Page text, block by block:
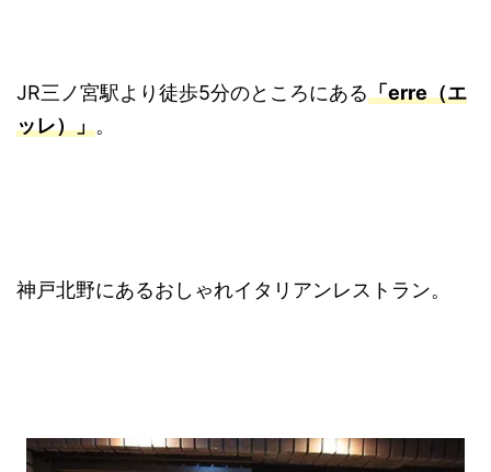
JR三ノ宮駅より徒歩5分のところにある「erre（エ
ッレ）」。
神戸北野にあるおしゃれイタリアンレストラン。